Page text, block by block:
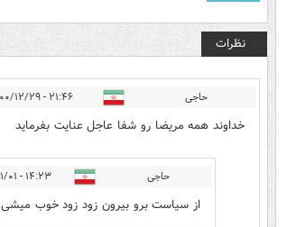
نظرات
حاجی ۲۱:۴۶ - ۱۴۰۰/۱۲/۲۹
خداوند همه مریضا رو شفا عاجل عنایت بفرماید
حاجی ۱۴:۲۳ - ۱۴۰۱/۰۱/۰۱
از سیاست برو بیرون زود زود خوب میشی